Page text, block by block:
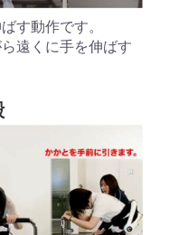
す動作です。
遠くに手を伸ばす